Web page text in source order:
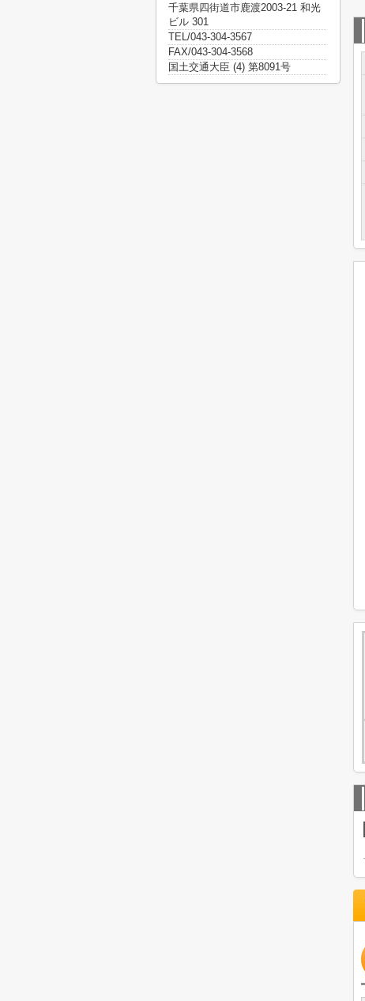
千葉県四街道市鹿渡2003-21 和光
ビル 301
TEL/043-304-3567
FAX/043-304-3568
国土交通大臣 (4) 第8091号